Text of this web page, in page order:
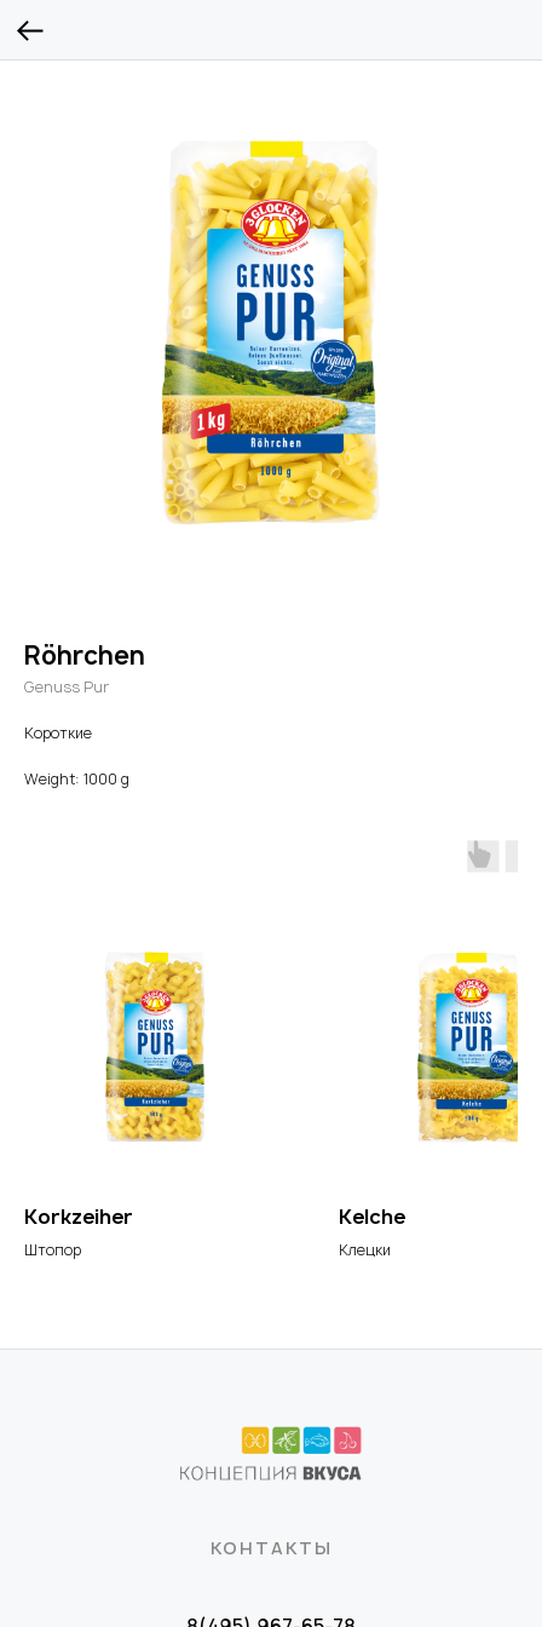
Röhrchen
Genuss Pur
Короткие
Weight: 1000 g
Korkzeiher
Штопор
Kelche
Клецки
КОНТАКТЫ